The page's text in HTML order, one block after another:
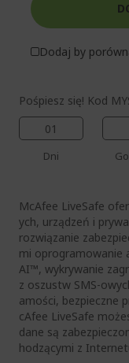
Pośpiesz się! Kod
01
Dni
McAfee LiveSafe
ych, urządzeń i
rozwiązanie
mi oprogramowanie
AI™, wykrywanie
z oszustw SMS-
amości, bezpieczne
cAfee LiveSafe
dane są
hodzącymi z
Dodaj by